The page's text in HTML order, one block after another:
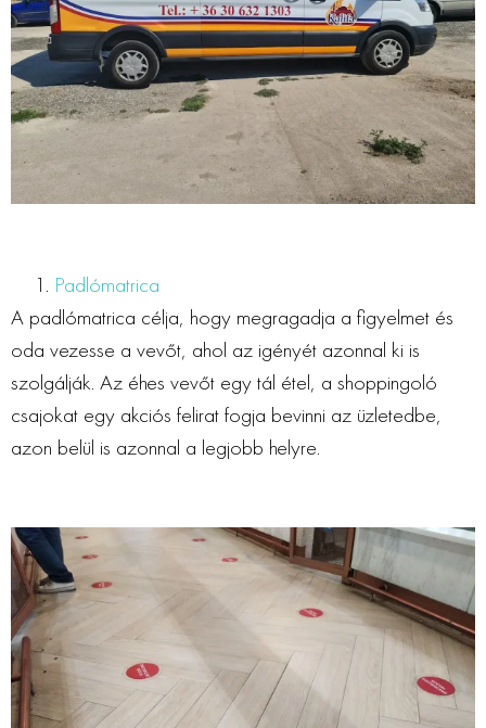
Padlómatrica
A padlómatrica célja, hogy megragadja a figyelmet és
oda vezesse a vevőt, ahol az igényét azonnal ki is
szolgálják. Az éhes vevőt egy tál étel, a shoppingoló
csajokat egy akciós felirat fogja bevinni az üzletedbe,
azon belül is azonnal a legjobb helyre.